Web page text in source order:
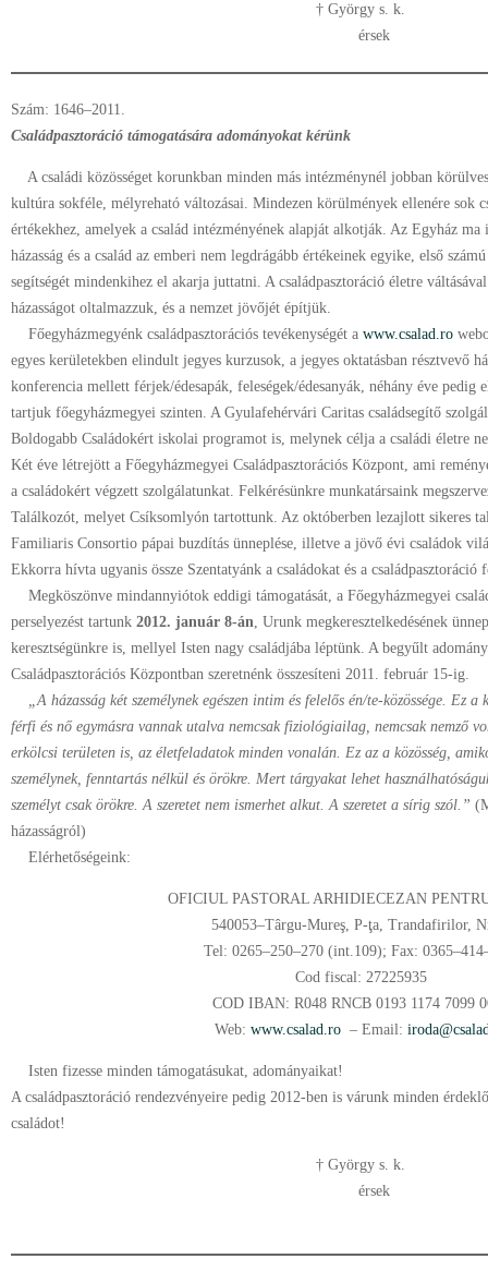
† György s. k.
érsek
Szám: 1646–2011.
Családpasztoráció támogatására adományokat kérünk
A családi közösséget korunkban minden más intézménynél jobban
kultúra sokféle, mélyreható változásai. Mindezen körülmények ellenére sok
értékekhez, amelyek a család intézményének alapját alkotják. Az Egyház ma
házasság és a család az emberi nem legdrágább értékeinek egyike, első
segítségét mindenkihez el akarja juttatni. A családpasztoráció életre
házasságot oltalmazzuk, és a nemzet jövőjét építjük.
Főegyházmegyénk családpasztorációs tevékenységét a www.csalad.ro
egyes kerületekben elindult jegyes kurzusok, a jegyes oktatásban résztvevő
konferencia mellett férjek/édesapák, feleségek/édesanyák, néhány éve
tartjuk főegyházmegyei szinten. A Gyulafehérvári Caritas családsegítő
Boldogabb Családokért iskolai programot is, melynek célja a családi életre
Két éve létrejött a Főegyházmegyei Családpasztorációs Központ, ami
a családokért végzett szolgálatunkat. Felkérésünkre munkatársaink
Találkozót, melyet Csíksomlyón tartottunk. Az októberben lezajlott sikeres
Familiaris Consortio pápai buzdítás ünneplése, illetve a jövő évi családok
Ekkorra hívta ugyanis össze Szentatyánk a családokat és a
Megköszönve mindannyiótok eddigi támogatását, a Főegyházmegyei
perselyezést tartunk 2012. január 8-án, Urunk megkeresztelkedésének
keresztségünkre is, mellyel Isten nagy családjába léptünk. A begyűlt
Családpasztorációs Központban szeretnénk összesíteni 2011. február 15-ig.
„A házasság két személynek egészen intim és felelős én/te-közössége. Ez a
férfi és nő egymásra vannak utalva nemcsak fiziológiailag, nemcsak nemző
erkölcsi területen is, az életfeladatok minden vonalán. Ez az a közösség,
személynek, fenntartás nélkül és örökre. Mert tárgyakat lehet
személyt csak örökre. A szeretet nem ismerhet alkut. A szeretet a sírig szól.”
házasságról)
Elérhetőségeink:
OFICIUL PASTORAL ARHIDIECEZAN
540053–Târgu-Mureş, P-ţa, Trandafirilor,
Tel: 0265–250–270 (int.109); Fax:
Cod fiscal: 27225935
COD IBAN: R048 RNCB 0193 1174 7099
Web: www.csalad.ro – Email:
Isten fizesse minden támogatásukat, adományaikat!
A családpasztoráció rendezvényeire pedig 2012-ben is várunk minden
családot!
† György s. k.
érsek